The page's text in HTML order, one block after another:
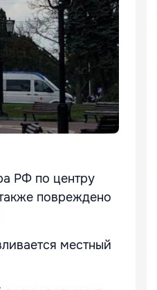
РФ по центру
повреждено
местный